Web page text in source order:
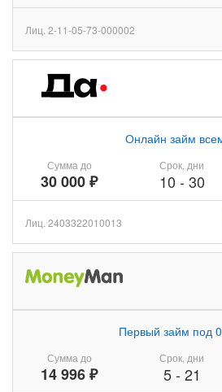
Лиц. 2-11-05-73-000002
Сумма до
30 000 ₽
Онлайн займ
Срок, дни
10 - 30
Лиц. 2403322010013
Сумма до
14 996 ₽
Первый займ под
Срок, дни
5- 21